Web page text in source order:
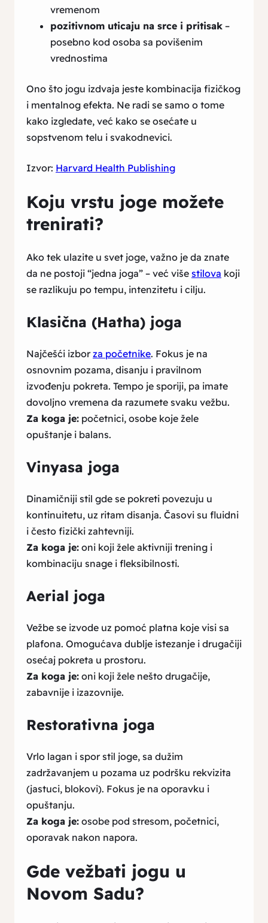
vremenom
pozitivnom uticaju na srce i pritisak –
posebno kod osoba sa povišenim
vrednostima
Ono što jogu izdvaja jeste kombinacija fizičkog
i mentalnog efekta. Ne radi se samo o tome
kako izgledate, već kako se osećate u
sopstvenom telu i svakodnevici.
Izvor: Harvard Health Publishing
Koju vrstu joge možete
trenirati?
Ako tek ulazite u svet joge, važno je da znate
da ne postoji “jedna joga” – već više stilova koji
se razlikuju po tempu, intenzitetu i cilju.
Klasična (Hatha) joga
Najčešći izborza početnike. Fokus je na
osnovnim pozama, disanju i pravilnom
izvođenju pokreta. Tempo je sporiji, pa imate
dovoljno vremena da razumete svaku vežbu.
Za koga je: početnici, osobe koje žele
opuštanje i balans.
Vinyasa joga
Dinamičniji stil gde se pokreti povezuju u
kontinuitetu, uz ritam disanja. Časovi su fluidni
i često fizički zahtevniji.
Za koga je: oni koji žele aktivniji trening i
kombinaciju snage i fleksibilnosti.
Aerial joga
Vežbe se izvode uz pomoć platna koje visi sa
plafona. Omogućava dublje istezanje i drugačiji
osećaj pokreta u prostoru.
Za koga je: oni koji žele nešto drugačije,
zabavnije i izazovnije.
Restorativna joga
Vrlo lagan i spor stil joge, sa dužim
zadržavanjem u pozama uz podršku rekvizita
(jastuci, blokovi). Fokus je na oporavku i
opuštanju.
Za koga je: osobe pod stresom, početnici,
oporavak nakon napora.
Gde vežbati jogu u
Novom Sadu?